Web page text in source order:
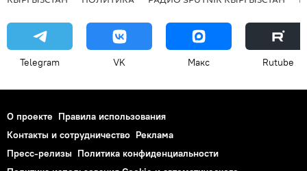
Telegram VK Макс Rutube
О проекте Правила использования
Контакты и сотрудничество Реклама
Пресс-релизы Политика конфиденциальности